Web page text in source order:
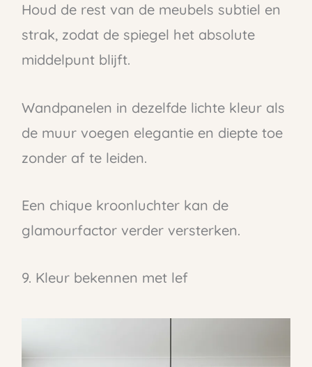
Houd de rest van de meubels subtiel en
strak, zodat de spiegel het absolute
middelpunt blijft.
Wandpanelen in dezelfde lichte kleur als
de muur voegen elegantie en diepte toe
zonder af te leiden.
Een chique kroonluchter kan de
glamourfactor verder versterken.
9. Kleur bekennen met lef